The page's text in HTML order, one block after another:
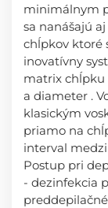
minimálnym
sa nanášajú
chĺpkov ktoré
inovatívny
matrix chĺpku
a diameter .
klasickým
priamo na
interval
Postup pri
- dezinfekcia